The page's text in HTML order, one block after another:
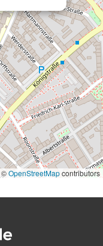
©OpenStreetMapcontributors